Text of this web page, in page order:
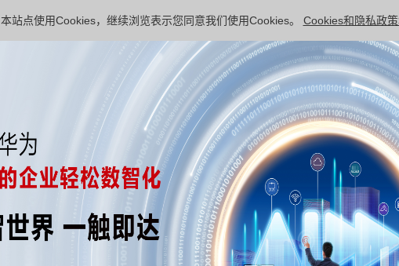
本站点使用Cookies，继续浏览表示您同意我们使用Cookies。 Cookies和隐私政